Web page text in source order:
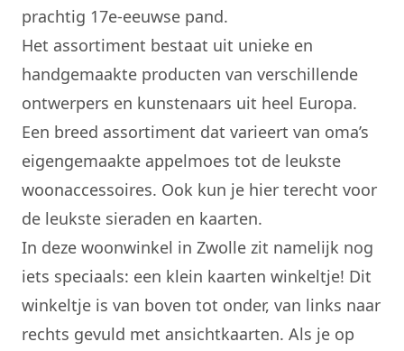
prachtig 17e-eeuwse pand.
Het assortiment bestaat uit unieke en
handgemaakte producten van verschillende
ontwerpers en kunstenaars uit heel Europa.
Een breed assortiment dat varieert van oma’s
eigengemaakte appelmoes tot de leukste
woonaccessoires. Ook kun je hier terecht voor
de leukste sieraden en kaarten.
In deze woonwinkel in Zwolle zit namelijk nog
iets speciaals: een klein kaarten winkeltje! Dit
winkeltje is van boven tot onder, van links naar
rechts gevuld met ansichtkaarten. Als je op